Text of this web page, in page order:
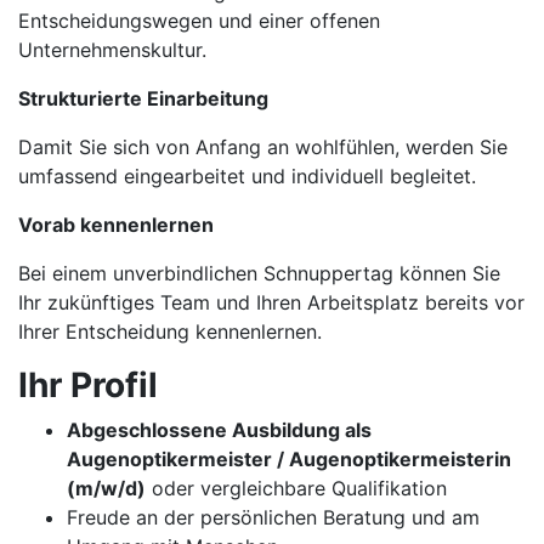
Entscheidungswegen und einer offenen
Unternehmenskultur.
Strukturierte Einarbeitung
Damit Sie sich von Anfang an wohlfühlen, werden Sie
umfassend eingearbeitet und individuell begleitet.
Vorab kennenlernen
Bei einem unverbindlichen Schnuppertag können Sie
Ihr zukünftiges Team und Ihren Arbeitsplatz bereits vor
Ihrer Entscheidung kennenlernen.
Ihr Profil
Abgeschlossene Ausbildung als
Augenoptikermeister / Augenoptikermeisterin
(m/w/d) oder vergleichbare Qualifikation
Freude an der persönlichen Beratung und am